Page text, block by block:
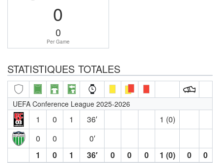
0
0
Per Game
STATISTIQUES TOTALES
UEFA Conference League 2025-2026
1 0 1 36′
1 (0)
0
0
0′
1
0 1 36′ 0 0 0 1 (0) 0 0